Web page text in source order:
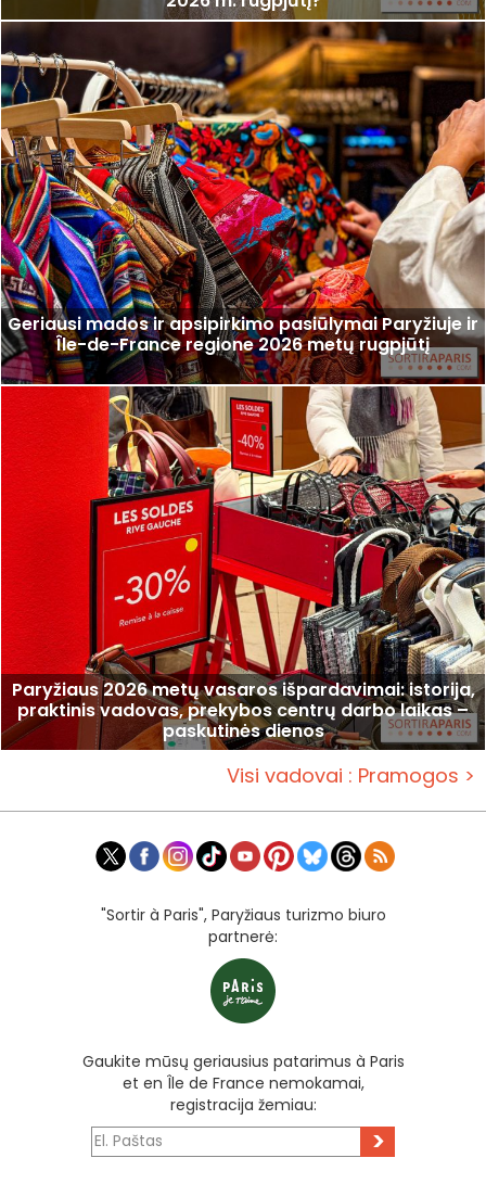
Geriausi mados ir apsipirkimo pasiūlymai Paryžiuje ir
Île-de-France regione 2026 metų rugpjūtį
Paryžiaus 2026 metų vasaros išpardavimai: istorija,
praktinis vadovas, prekybos centrų darbo laikas –
paskutinės dienos
Visi vadovai : Pramogos >
"Sortir à Paris", Paryžiaus turizmo biuro
partnerė:
Gaukite mūsų geriausius patarimus à Paris
et en Île de France nemokamai,
registracija žemiau:
>